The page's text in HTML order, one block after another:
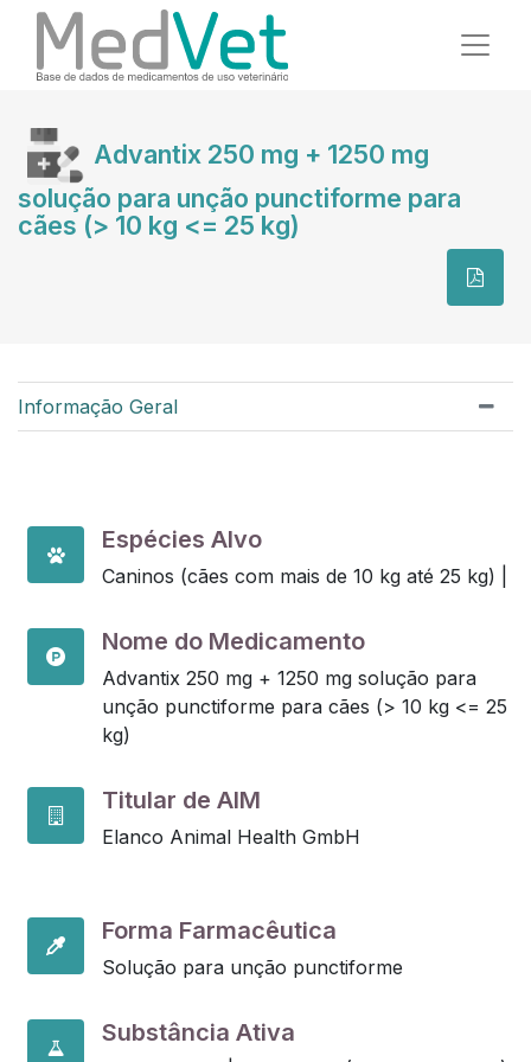
Advantix 250 mg + 1250 mg
solução para unção punctiforme para
cães (> 10 kg <= 25 kg)
Informação Geral
Espécies Alvo
Caninos (cães com mais de 10 kg até 25 kg) |
Nome do Medicamento
Advantix 250 mg + 1250 mg solução para
unção punctiforme para cães (> 10 kg <= 25
kg)
Titular de AIM
Elanco Animal Health GmbH
Forma Farmacêutica
Solução para unção punctiforme
Substância Ativa